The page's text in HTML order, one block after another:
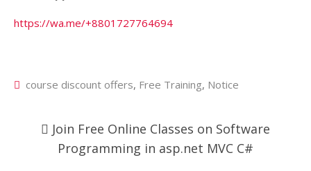
https://wa.me/+8801727764694
course discount offers, Free Training, Notice
navigation
Join Free Online Classes on Software
Programming in asp.net MVC C#